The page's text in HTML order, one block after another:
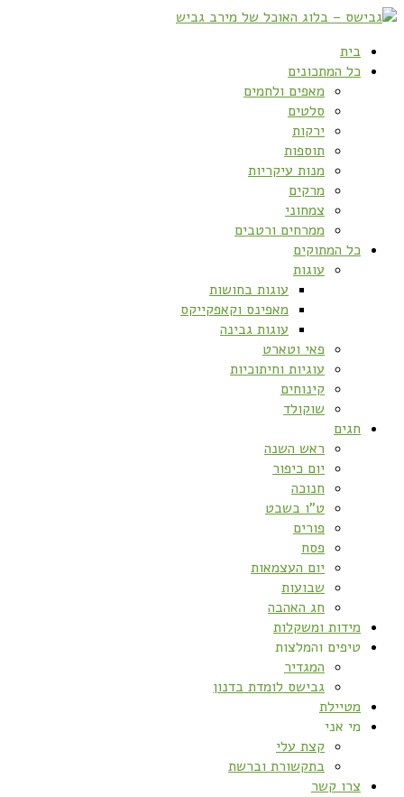
בית
כל המתכונים
מאפים ולחמים
סלטים
ירקות
תוספות
מנות עיקריות
מרקים
צמחוני
ממרחים ורטבים
כל המתוקים
עוגות
עוגות בחושות
מאפינס וקאפקייקס
עוגות גבינה
פאי וטארט
עוגיות וחיתוכיות
קינוחים
שוקולד
חגים
ראש השנה
יום כיפור
חנוכה
ט”ו בשבט
פורים
פסח
יום העצמאות
שבועות
חג האהבה
מידות ומשקלות
טיפים והמלצות
המגדיר
גבישס לומדת בדנון
מטיילת
מי אני
קצת עלי
בתקשורת וברשת
צרו קשר